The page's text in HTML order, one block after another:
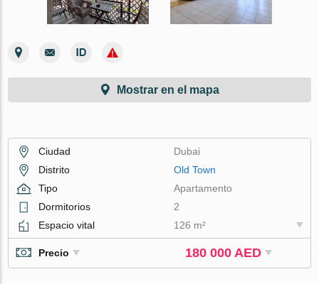
Mostrar en el mapa
Ciudad
Dubai
Distrito
Old Town
Tipo
Apartamento
Dormitorios
2
Espacio vital
126 m²
Precio 180 000 AED